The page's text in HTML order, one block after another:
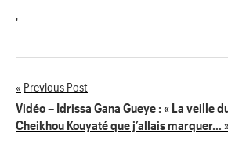
'
Navigation
de
Previous Post
Vidéo – Idrissa Gana Gueye : « La veille
Cheikhou Kouyaté que j’allais marquer…